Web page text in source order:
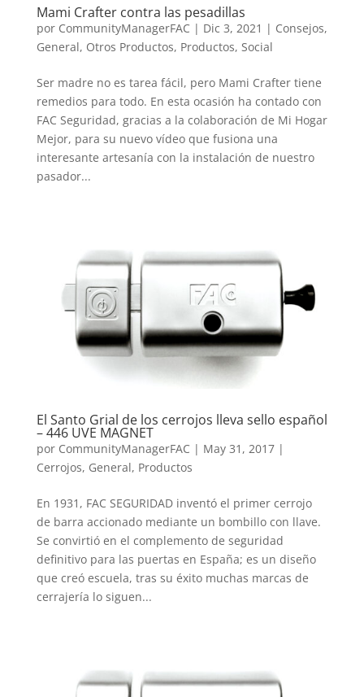
Mami Crafter contra las pesadillas
por CommunityManagerFAC | Dic 3, 2021 | Consejos,
General, Otros Productos, Productos, Social
Ser madre no es tarea fácil, pero Mami Crafter tiene
remedios para todo. En esta ocasión ha contado con
FAC Seguridad, gracias a la colaboración de Mi Hogar
Mejor, para su nuevo vídeo que fusiona una
interesante artesanía con la instalación de nuestro
pasador...
El Santo Grial de los cerrojos lleva sello español
– 446 UVE MAGNET
por CommunityManagerFAC | May 31, 2017|
Cerrojos, General, Productos
En 1931, FAC SEGURIDAD inventó el primer cerrojo
de barra accionado mediante un bombillo con llave.
Se convirtió en el complemento de seguridad
definitivo para las puertas en España; es un diseño
que creó escuela, tras su éxito muchas marcas de
cerrajería lo siguen...